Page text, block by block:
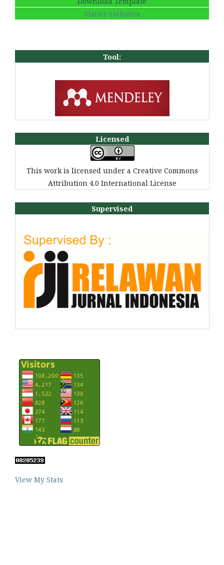
Visitor Statistics
Tool:
Licensed
This work is licensed under a Creative Commons
Attribution 4.0 International License
Supervised
View My Stats